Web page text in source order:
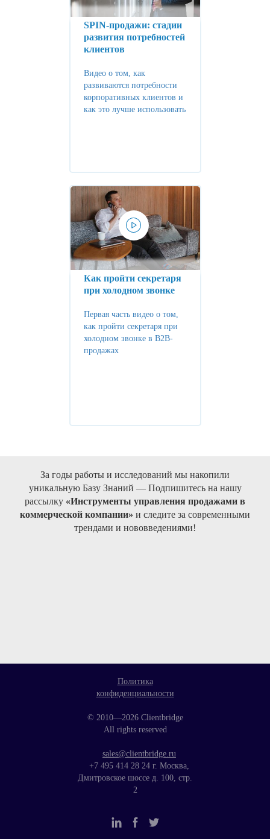
SPIN-продажи: стадии
развития потребностей
клиентов
Видео о том, как
развиваются потребности
корпоративных клиентов и
как это лучше использовать
Как пройти секретаря
при холодном звонке
Первая часть видео о том,
как пройти секретаря при
холодном звонке в B2B-
продажах
За годы работы и исследований мы накопили
уникальную Базу Знаний — Подпишитесь на нашу
рассылку «Инструменты управления продажами в
коммерческой компании» и следите за современными
трендами и нововведениями!
Политика
конфиденциальности
© 2010—2026 Clientbridge
All rights reserved
sales@clientbridge.ru
+7 495 414 28 24 г. Москва,
Дмитровское шоссе д. 100, стр.
2